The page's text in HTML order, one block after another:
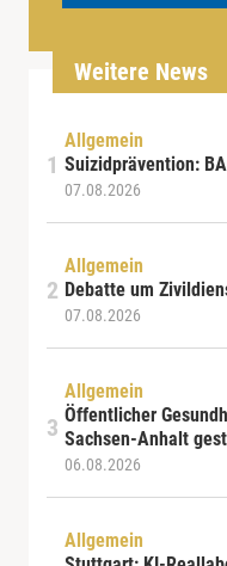
Weitere News
Allgemein
Suizidprävention:
07.08.2026
Allgemein
Debatte um
07.08.2026
Allgemein
Öffentlicher
Sachsen-Anhalt
06.08.2026
Allgemein